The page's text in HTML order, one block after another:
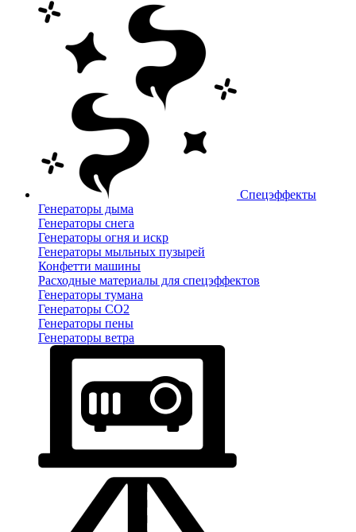
Спецэффекты
Генераторы дыма
Генераторы снега
Генераторы огня и искр
Генераторы мыльных пузырей
Конфетти машины
Расходные материалы для спецэффектов
Генераторы тумана
Генераторы CO2
Генераторы пены
Генераторы ветра